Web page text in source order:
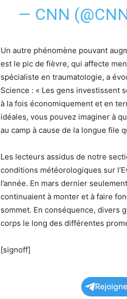
— CNN
Un autre phénomène pouvant
est le pic de fièvre, qui affecte
spécialiste en traumatologie, a
Science : « Les gens investissent
à la fois économiquement et en
idéales, vous pouvez imaginer à
au camp à cause de la longue file
Les lecteurs assidus de notre
conditions météorologiques sur
l’année. En mars dernier
continuaient à monter et à faire
sommet. En conséquence, divers
corps le long des différentes
[signoff]